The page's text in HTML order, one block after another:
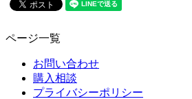
ページ一覧
お問い合わせ
購入相談
プライバシーポリシー